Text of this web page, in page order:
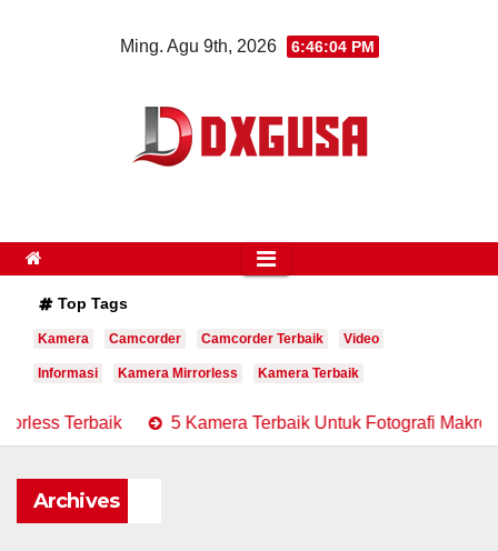
Ming. Agu 9th, 2026 6:46:05 PM
Top Tags
Kamera Camcorder Camcorder Terbaik Video
Informasi Kamera Mirrorless Kamera Terbaik
5 Kamera Terbaik Untuk Fotografi Makro Beresolusi
Archives